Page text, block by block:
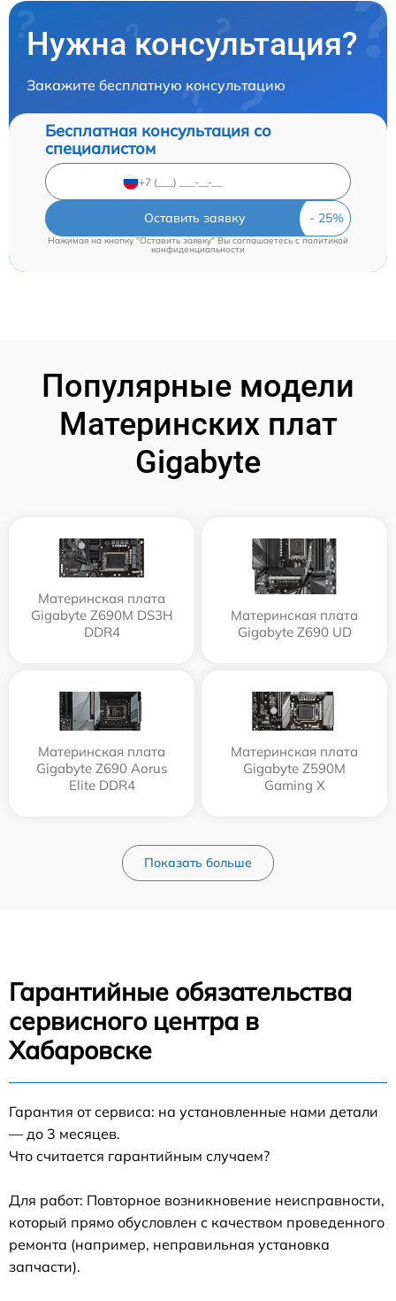
Нужна консультация?
Закажите бесплатную консультацию
Бесплатная консультация со
специалистом
Оставить заявку
Нажимая на кнопку "Оставить заявку" Вы соглашаетесь c политикой
конфиденциальности
Популярные модели
Материнских плат
Gigabyte
Материнская плата
Gigabyte Z690M DS3H
DDR4
Материнская плата
Gigabyte Z690 UD
Материнская плата
Gigabyte Z690 Aorus
Elite DDR4
Материнская плата
Gigabyte Z590M
Gaming X
Показать больше
Гарантийные обязательства
сервисного центра в
Хабаровске
Гарантия от сервиса: на установленные нами детали
— до 3 месяцев.
Что считается гарантийным случаем?
Для работ: Повторное возникновение неисправности,
который прямо обусловлен с качеством проведенного
ремонта (например, неправильная установка
запчасти).